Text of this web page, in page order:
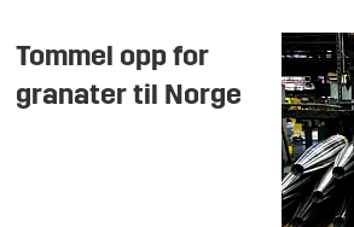
Tommel opp for
granater til Norge